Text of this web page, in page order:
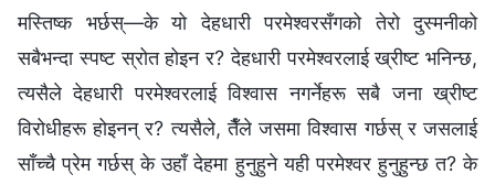
मस्तिष्क भर्छस्‌—के यो देहधारी परमेश्‍वरसँगको तेरो दुस्मनीको
सबैभन्दा स्पष्ट स्रोत होइन र? देहधारी परमेश्‍वरलाई ख्रीष्ट भनिन्छ,
त्यसैले देहधारी परमेश्‍वरलाई विश्‍वास नगर्नेहरू सबै जना ख्रीष्ट
विरोधीहरू होइनन्‌ र? त्यसैले, तैँले जसमा विश्‍वास गर्छस् र जसलाई
साँच्चै प्रेम गर्छस्‌ के उहाँ देहमा हुनुहुने यही परमेश्‍वर हुनुहुन्छ त? के